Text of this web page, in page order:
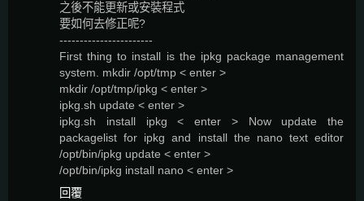
之後不能更新或安裝程式
要如何去修正呢?
-----------------------
First thing to install is the ipkg package management
system. mkdir /opt/tmp < enter >
mkdir /opt/tmp/ipkg < enter >
ipkg.sh update < enter >
ipkg.sh install ipkg < enter > Now update the
packagelist for ipkg and install the nano text editor
/opt/bin/ipkg update < enter >
/opt/bin/ipkg install nano < enter >
回覆